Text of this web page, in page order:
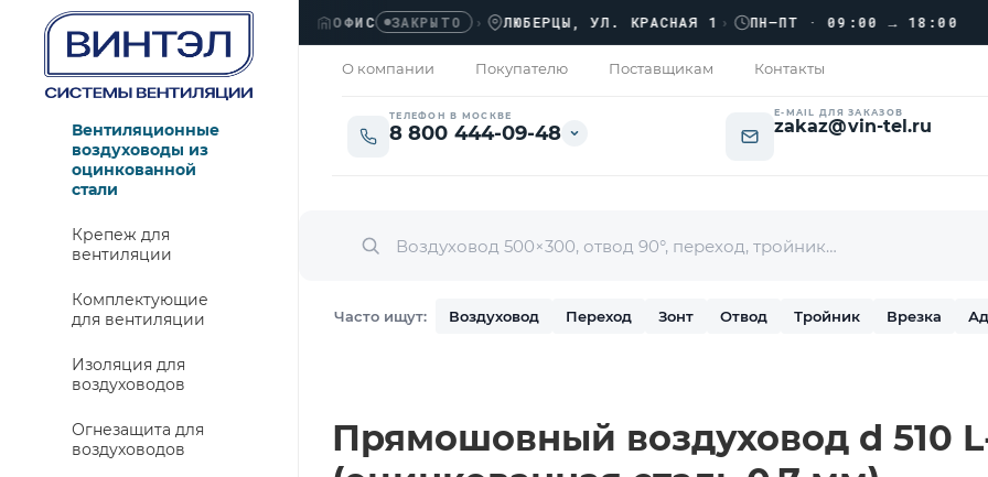
ОФИС ЗАКРЫТО › ЛЮБЕРЦЫ, УЛ. КРАСНАЯ 1› ПН–ПТ · 09:00 → 18:00
О компании Покупателю Поставщикам Контакты
ТЕЛЕФОН В МОСКВЕ
8 800 444-09-48
E-MAIL ДЛЯ ЗАКАЗОВ
zakaz@vin-tel.ru
Часто ищут: Воздуховод Переход Зонт Отвод Тройник Врезка
Вентиляционные
воздуховоды из
оцинкованной
стали
Крепеж для
вентиляции
Комплектующие
для вентиляции
Изоляция для
воздуховодов
Огнезащита для
воздуховодов
Прямошовный воздуховод d 510